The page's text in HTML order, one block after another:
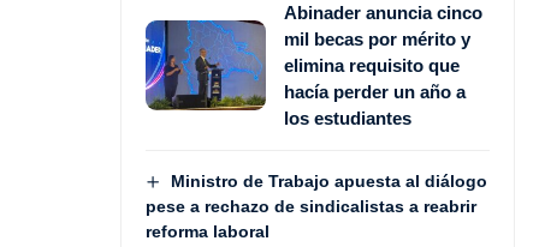
Abinader anuncia cinco
mil becas por mérito y
elimina requisito que
hacía perder un año a
los estudiantes
Ministro de Trabajo apuesta al diálogo
pese a rechazo de sindicalistas a reabrir
reforma laboral